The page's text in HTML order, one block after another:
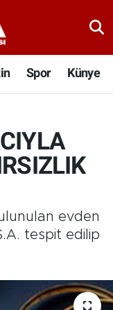
Spor Künye
evden
tespit edilip